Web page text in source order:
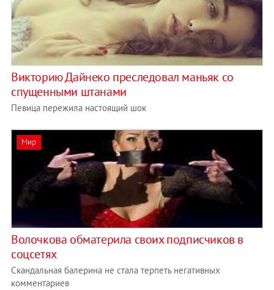
Викторию Дайнеко преследовал маньяк со
спущенными штанами
Певица пережила настоящий шок
Мир
Волочкова обматерила своих подписчиков в
соцсетях
Скандальная балерина не стала терпеть негативных
комментариев